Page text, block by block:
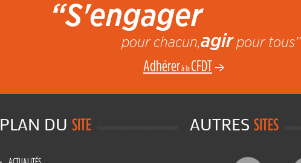
“S'engager
pour chacun,agirpour tous”
Adhérerà laCFDT
PLAN DU SITE AUTRES SITES